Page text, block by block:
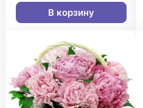
В корзину